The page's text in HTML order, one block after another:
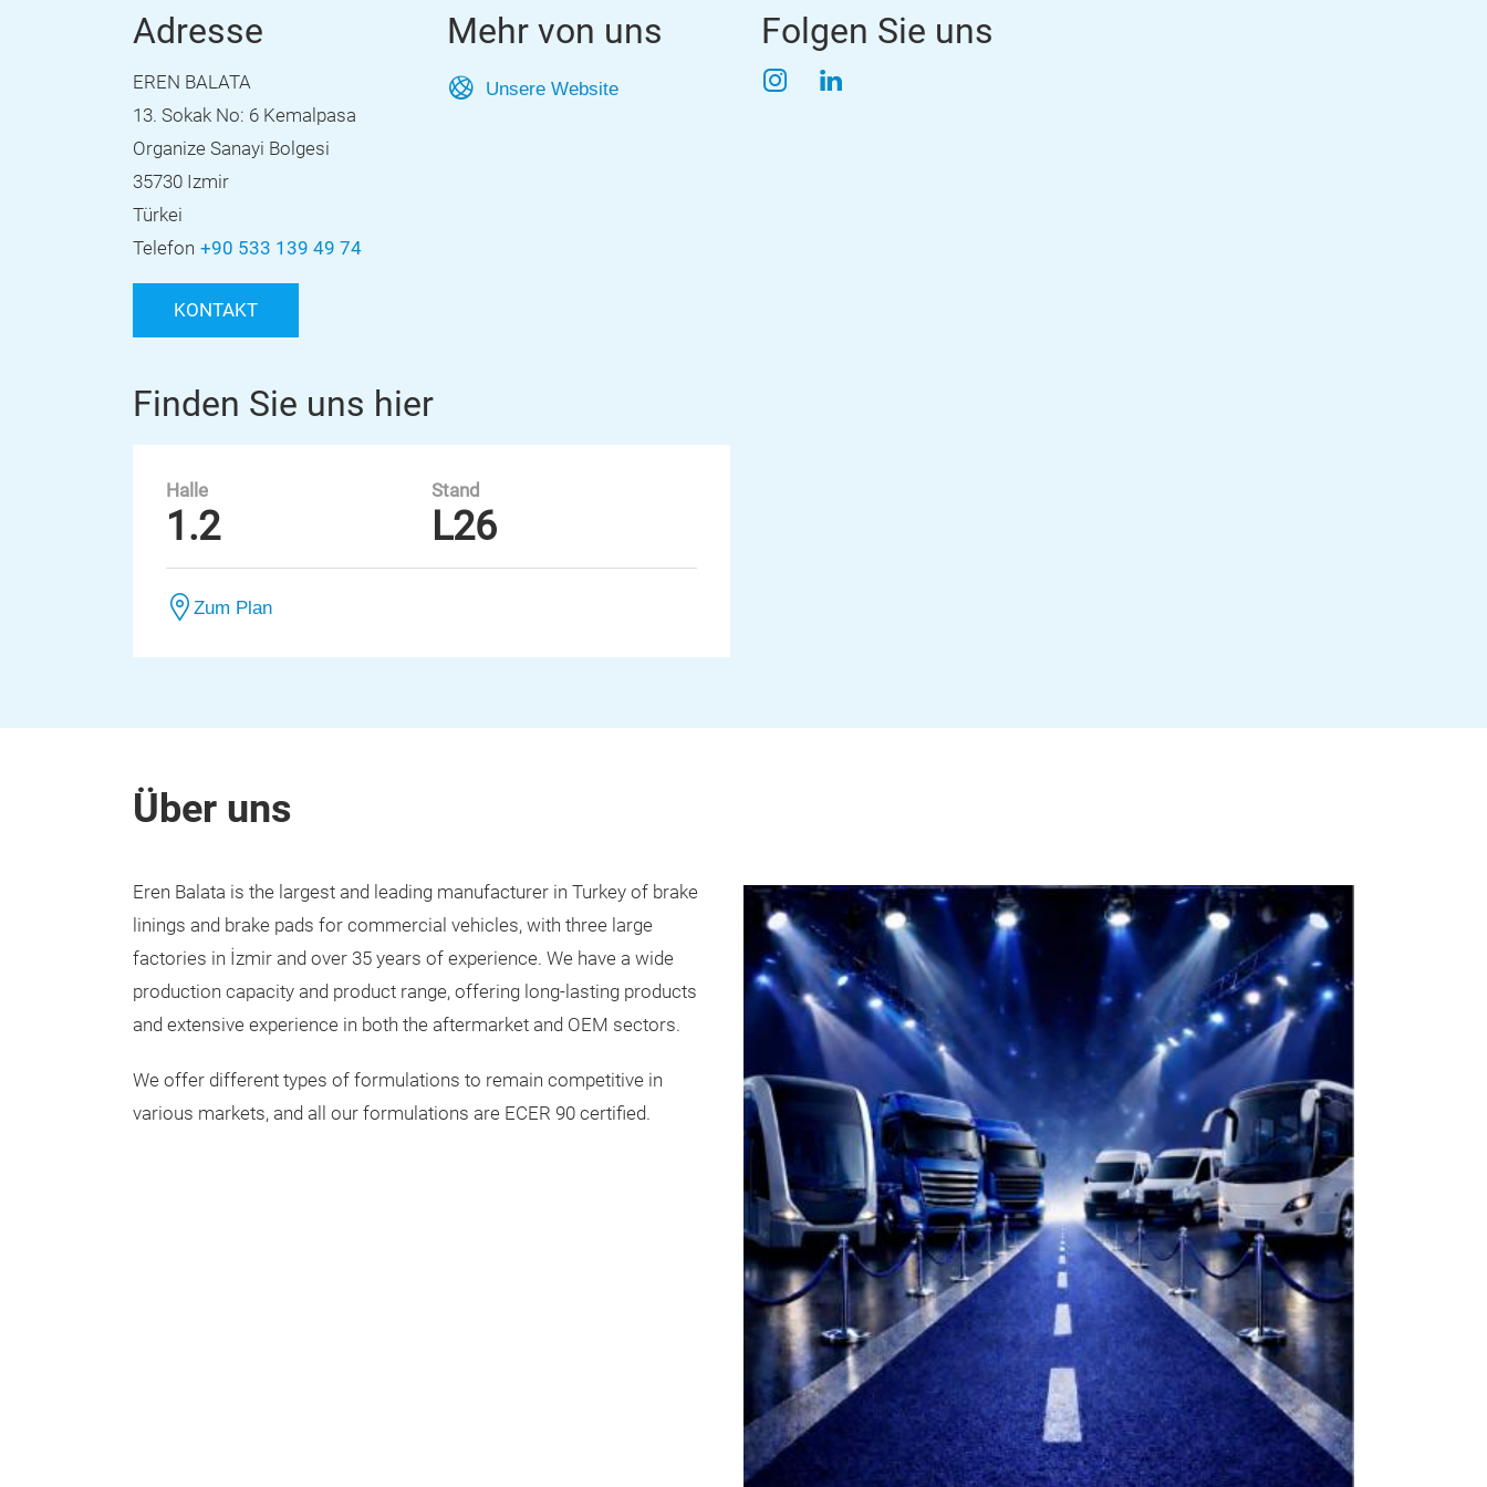
Adresse
EREN BALATA
13. Sokak No: 6 Kemalpasa
Organize Sanayi Bolgesi
35730 Izmir
Türkei
Telefon +90 533 139 49 74
KONTAKT
Mehr von uns
Unsere Website
Folgen Sie uns
Instagram
LinkedIn
Finden Sie uns hier
Halle
1.2
Stand
L26
Zum Plan
Über uns
Eren Balata is the largest and leading manufacturer in Turkey of brake
linings and brake pads for commercial vehicles, with three large
factories in İzmir and over 35 years of experience. We have a wide
production capacity and product range, offering long-lasting products
and extensive experience in both the aftermarket and OEM sectors.
We offer different types of formulations to remain competitive in
various markets, and all our formulations are ECER 90 certified.